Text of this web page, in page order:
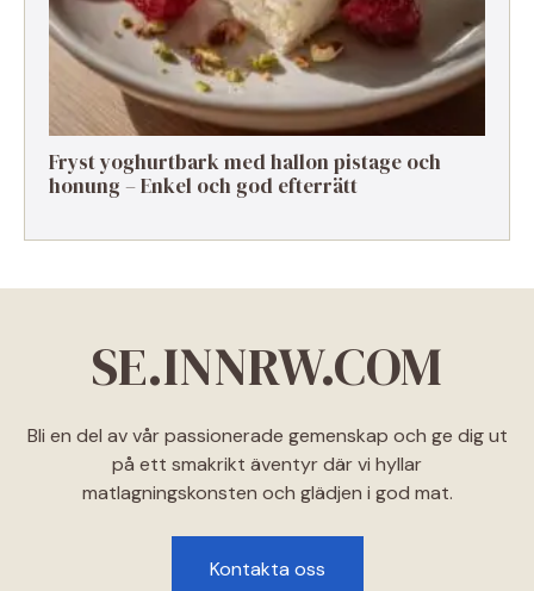
Fryst yoghurtbark med hallon pistage och
honung – Enkel och god efterrätt
SE.INNRW.COM
Bli en del av vår passionerade gemenskap och ge dig ut
på ett smakrikt äventyr där vi hyllar
matlagningskonsten och glädjen i god mat.
Kontakta oss